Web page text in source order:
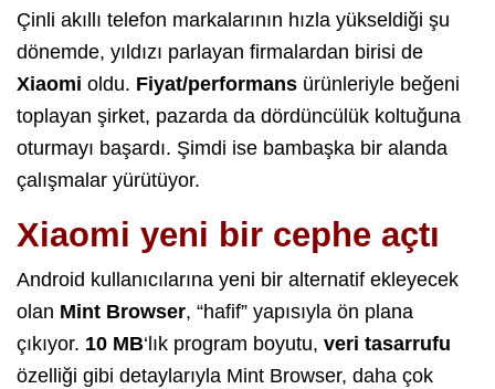
Çinli akıllı telefon markalarının hızla yükseldiği şu
dönemde, yıldızı parlayan firmalardan birisi de
Xiaomi oldu. Fiyat/performans ürünleriyle beğeni
toplayan şirket, pazarda da dördüncülük koltuğuna
oturmayı başardı. Şimdi ise bambaşka bir alanda
çalışmalar yürütüyor.
Xiaomi yeni bir cephe açtı
Android kullanıcılarına yeni bir alternatif ekleyecek
olan Mint Browser, “hafif” yapısıyla ön plana
çıkıyor. 10 MB‘lık program boyutu, veri tasarrufu
özelliği gibi detaylarıyla Mint Browser, daha çok